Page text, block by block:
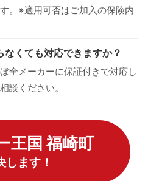
。※適用可否はご加入の保険内
なくても対応できますか？
全メーカーに保証付きで対応し
談ください。
王国 福崎町
します！